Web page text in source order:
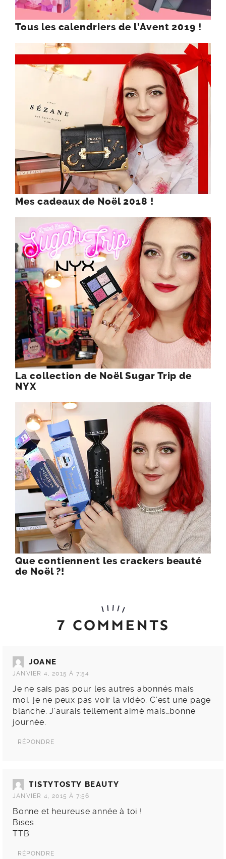
Tous les calendriers de l’Avent 2019 !
Mes cadeaux de Noël 2018 !
La collection de Noël Sugar Trip de
NYX
Que contiennent les crackers beauté
de Noël ?!
7 COMMENTS
JOANE
JANVIER 4, 2015 À 7:54
Je ne sais pas pour les autres abonnés mais
moi, je ne peux pas voir la vidéo. C’est une page
blanche. J’aurais tellement aimé mais…bonne
journée.
RÉPONDRE
TISTYTOSTY BEAUTY
JANVIER 4, 2015 À 7:56
Bonne et heureuse année à toi !
Bises.
TTB
RÉPONDRE